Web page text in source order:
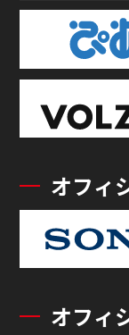
オフィ
オフィ